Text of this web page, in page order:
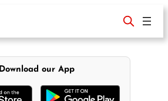
Download our App